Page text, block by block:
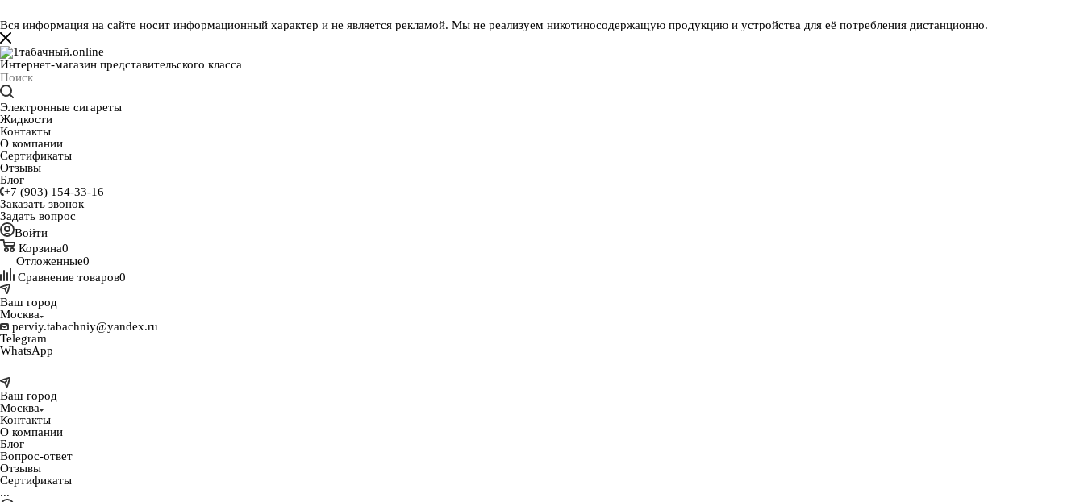
Вся информация на сайте носит информационный характер и не является рекламой. Мы не реализуем никотиносодержащую продукцию и устройства для её потребления дистанционно.
Интернет-магазин представительского класса
Электронные сигареты
Жидкости
Контакты
О компании
Сертификаты
Отзывы
Блог
+7 (903) 154-33-16
Заказать звонок
Задать вопрос
Войти
Корзина0
Отложенные0
Сравнение товаров0
Ваш город
Москва
perviy.tabachniy@yandex.ru
Telegram
WhatsApp
Ваш город
Москва
Контакты
О компании
Блог
Вопрос-ответ
Отзывы
Сертификаты
...